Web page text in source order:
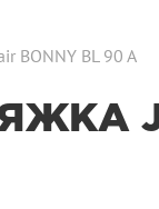
BONNY BL 90 A